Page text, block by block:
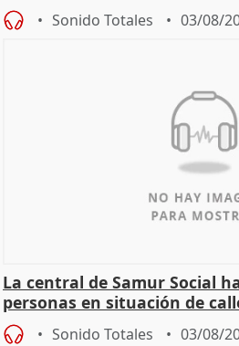
Sonido Totales 03/08/
La central de Samur Social
personas en situación de
de Calor
Sonido Totales 03/08/